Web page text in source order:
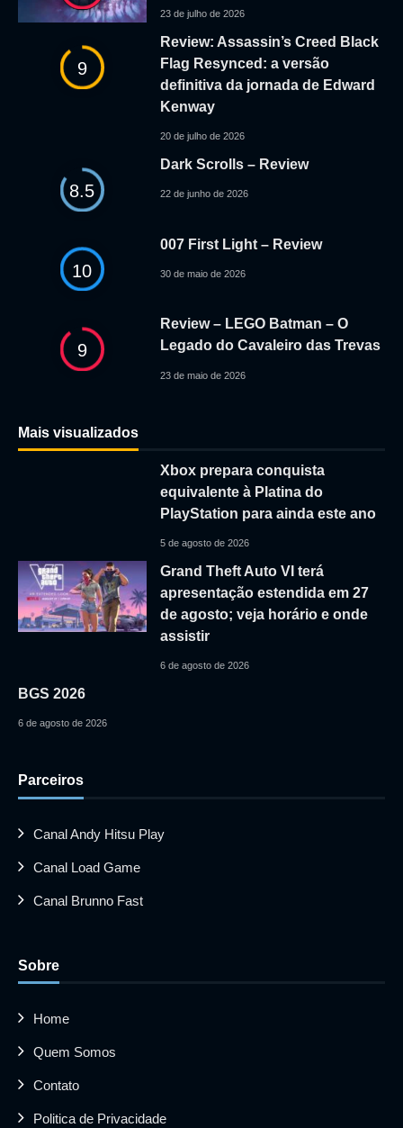
23 de julho de 2026
9
Review: Assassin’s Creed Black
Flag Resynced: a versão
definitiva da jornada de Edward
Kenway
20 de julho de 2026
8.5
Dark Scrolls – Review
22 de junho de 2026
10
007 First Light – Review
30 de maio de 2026
9
Review – LEGO Batman – O
Legado do Cavaleiro das Trevas
23 de maio de 2026
Mais visualizados
Xbox prepara conquista
equivalente à Platina do
PlayStation para ainda este ano
5 de agosto de 2026
Grand Theft Auto VI terá
apresentação estendida em 27
de agosto; veja horário e onde
assistir
6 de agosto de 2026
BGS 2026
6 de agosto de 2026
Parceiros
Canal Andy Hitsu Play
Canal Load Game
Canal Brunno Fast
Sobre
Home
Quem Somos
Contato
Politica de Privacidade